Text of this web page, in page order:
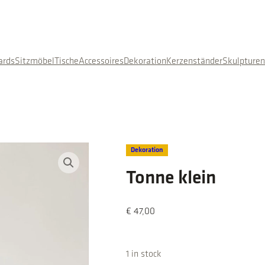
Sitzmöbel TischeAccessoiresDekoration Kerzenständer
Dekoration
Tonne klein
€ 47,00
1 in stock